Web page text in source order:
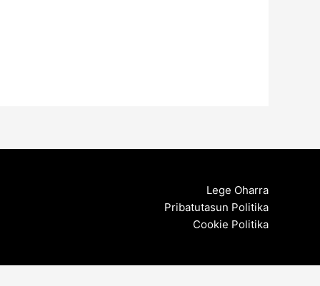
Lege Oharra
Pribatutasun Politika
Cookie Politika